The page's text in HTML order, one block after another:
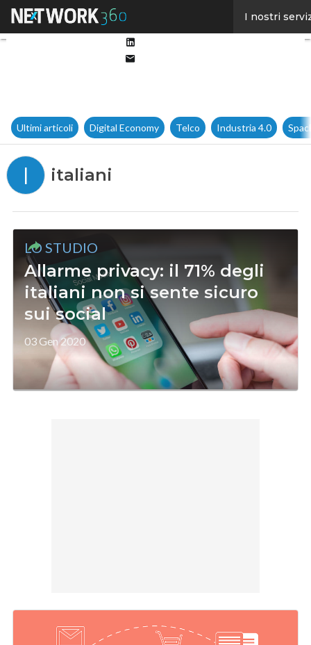
I nostri
Ultimi articoli Digital Economy Telco Industria 4.0
I italiani
LO STUDIO
Allarme privacy: il 71% degli
italiani non si sente sicuro
sui social
03 Gen 2020